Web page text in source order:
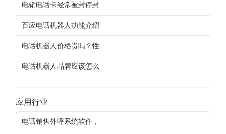
电销电话卡经常被封停封
百应电话机器人功能介绍
电话机器人价格贵吗？性
电话机器人品牌应该怎么
应用行业
电话销售外呼系统软件，